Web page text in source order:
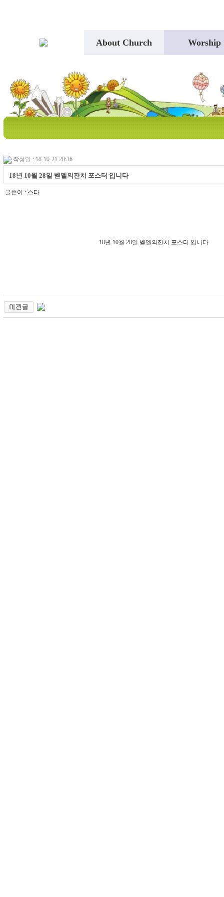
About Church Worship
작성일 : 18-10-21 20:36
18년 10월 28일 벧엘의잔치 포스터 입니다
글쓴이 : 스타
18년 10월 28일 벧엘의잔치 포스터 입니다